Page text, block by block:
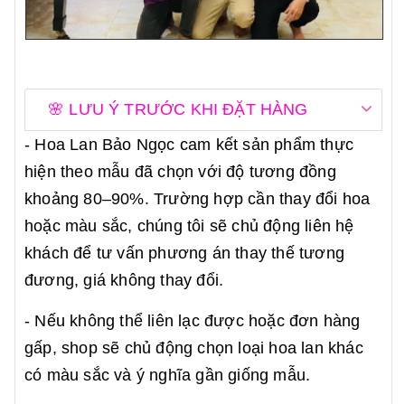
🌸 LƯU Ý TRƯỚC KHI ĐẶT HÀNG
- Hoa Lan Bảo Ngọc cam kết sản phẩm thực
hiện theo mẫu đã chọn với độ tương đồng
khoảng 80–90%. Trường hợp cần thay đổi hoa
hoặc màu sắc, chúng tôi sẽ chủ động liên hệ
khách để tư vấn phương án thay thế tương
đương, giá không thay đổi.
- Nếu không thể liên lạc được hoặc đơn hàng
gấp, shop sẽ chủ động chọn loại hoa lan khác
có màu sắc và ý nghĩa gần giống mẫu.